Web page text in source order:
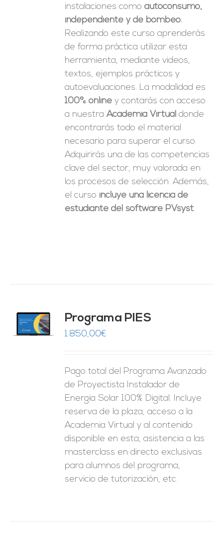
instalaciones comoautoconsumo,
independiente y de bombeo.
Realizando este curso aprenderás
de forma práctica utilizar esta
herramienta, mediante videos,
textos, ejemplos prácticos y
autoevaluaciones. La modalidad es
100% online y contarás con acceso
a nuestraAcademia Virtual donde
encontrarás todo el material
necesario para superar el curso.
Adquirirás una de las competencias
clave del sector, muy valorada en
los procesos de selección. Además,
el curso incluye una licencia de
estudiante del software PVsyst.
Programa PIES
1.850,00€
Pago total del Programa Avanzado
de Proyectista Instalador de
Energía Solar 100% Digital. Incluye
reserva de la plaza, acceso a la
Academia Virtual y al contenido
disponible en esta, asistencia a las
masterclass en directo exclusivas
para alumnos del programa,
servicio de tutorización, etc.